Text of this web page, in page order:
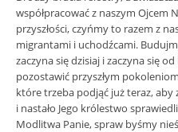
współpracować z naszym Ojcem
przyszłości, czyńmy to razem z
migrantami i uchodźcami.
zaczyna się dzisiaj i zaczyna się
pozostawić przyszłym
które trzeba podjąć już teraz, aby
i nastało Jego królestwo
Modlitwa Panie, spraw byśmy